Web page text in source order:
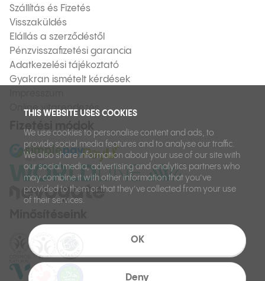
THIS WEBSITE USES COOKIES
We use cookies to personalise content and ads, to
provide social media features and to analyse our traffic.
We also share information about your use of our site with
our social media, advertising and analytics partners who
may combine it with other information that you’ve
provided to them or that they’ve collected from your use
of their services.
OK
Deny
Szállítás és Fizetés
Visszaküldés
Elállás a szerződéstől
Pénzvisszafizetési garancia
Adatkezelési tájékoztató
Gyakran ismételt kérdések
Online vitarendezés
Fizetési módok